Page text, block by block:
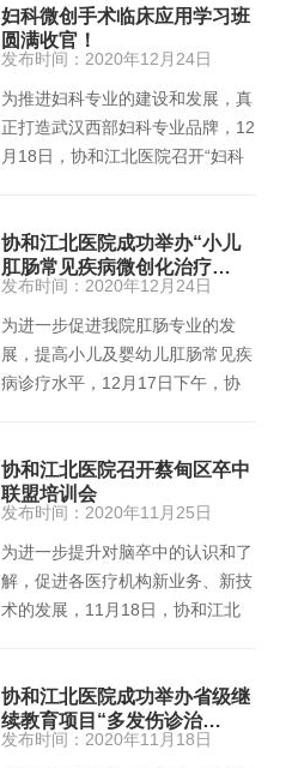
妇科微创手术临床应用学习班
圆满收官！
发布时间：2020年12月24日
为推进妇科专业的建设和发展，真
正打造武汉西部妇科专业品牌，12
月18日，协和江北医院召开“妇科
协和江北医院成功举办“小儿
肛肠常见疾病微创化治疗…
发布时间：2020年12月24日
为进一步促进我院肛肠专业的发
展，提高小儿及婴幼儿肛肠常见疾
病诊疗水平，12月17日下午，协
协和江北医院召开蔡甸区卒中
联盟培训会
发布时间：2020年11月25日
为进一步提升对脑卒中的认识和了
解，促进各医疗机构新业务、新技
术的发展，11月18日，协和江北
协和江北医院成功举办省级继
续教育项目“多发伤诊治…
发布时间：2020年11月18日